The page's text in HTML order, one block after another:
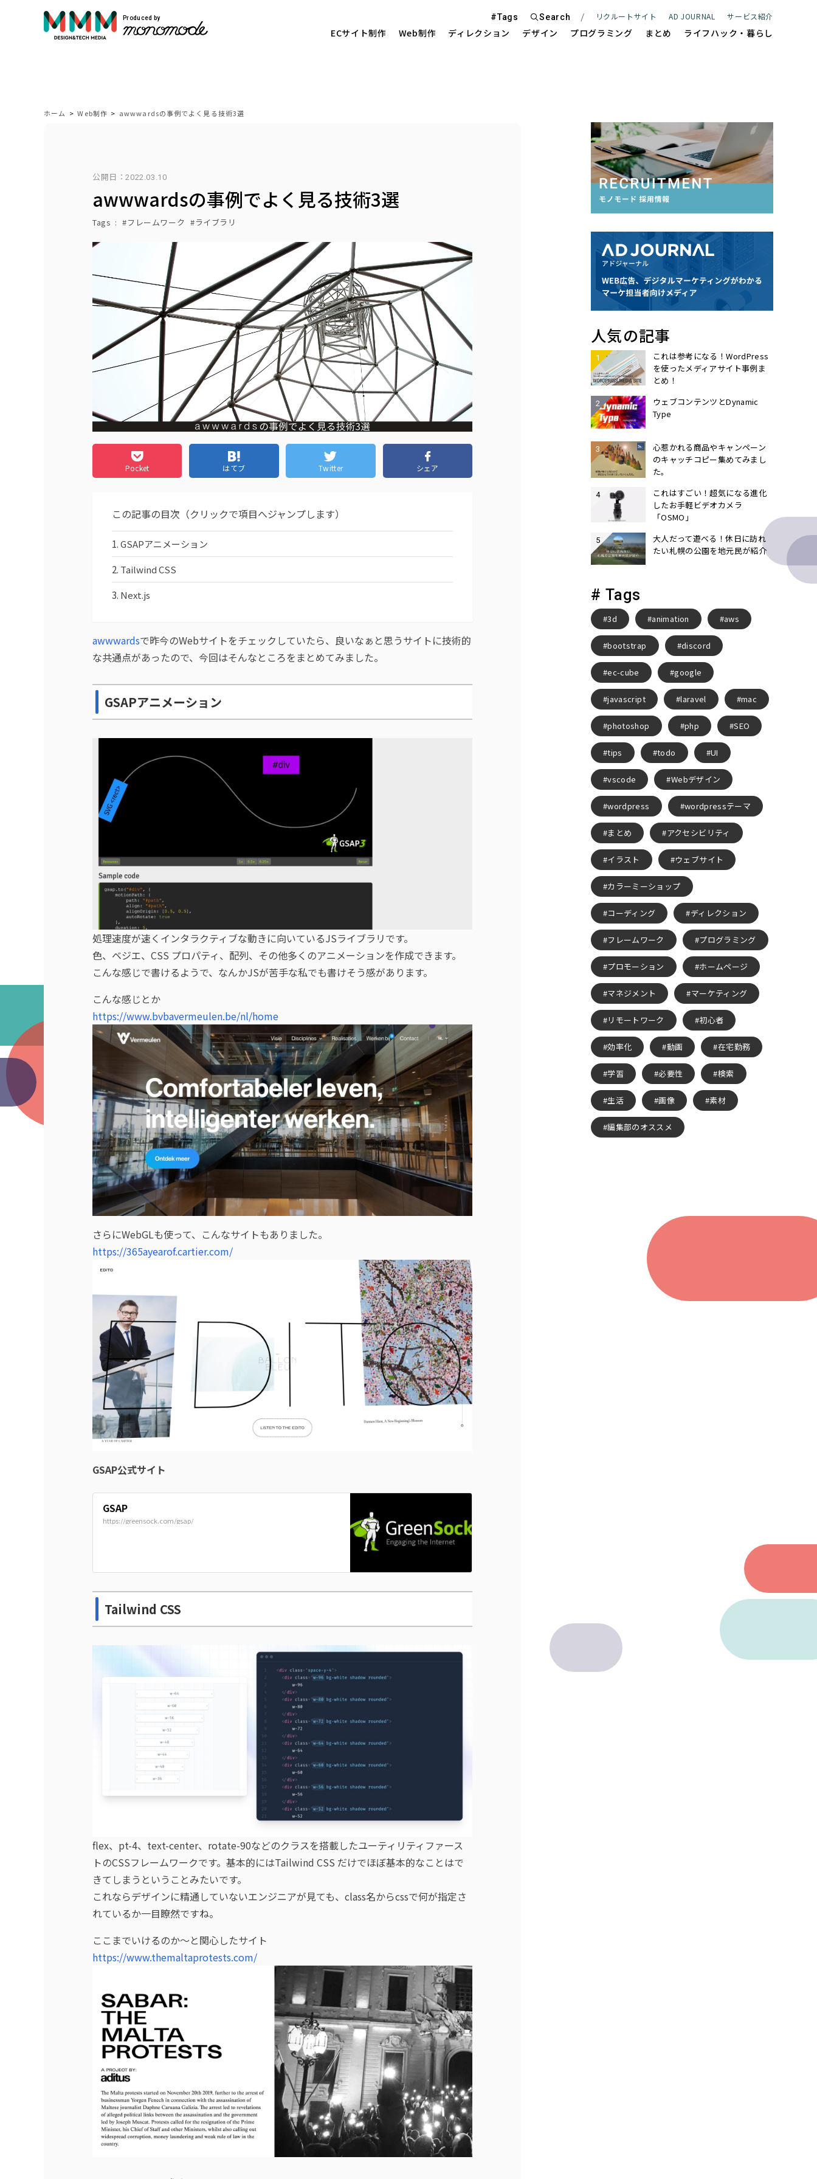
Produced by
ECサイト制作 Web制作 ディレクション デザイン プログラミング まとめ ライフハック・暮らし
#Tags Search リクルートサイト AD JOURNAL サービス紹介
Service
自社開発のプロダクトを展開しています。
ECサイト制作
Site Management
ホーム > Web制作 > awwwardsの事例でよく見る技術3選
公開日：2022.03.10
awwwardsの事例でよく見る技術3選
Tags フレームワーク ライブラリ
Pocket はてブ Twitter シェア
この記事の目次（クリックで項目へジャンプします）
GSAPアニメーション
Tailwind CSS
Next.js
awwwardsで昨今のWebサイトをチェックしていたら、良いなぁと思うサイトに技術的
な共通点があったので、今回はそんなところをまとめてみました。
GSAPアニメーション
処理速度が速くインタラクティブな動きに向いているJSライブラリです。
色、ベジエ、CSS プロパティ、配列、その他多くのアニメーションを作成できます。
こんな感じで書けるようで、なんかJSが苦手な私でも書けそう感があります。
こんな感じとか
https://www.bvbavermeulen.be/nl/home
さらにWebGLも使って、こんなサイトもありました。
https://365ayearof.cartier.com/
GSAP公式サイト
GSAP
https://greensock.com/gsap/
Tailwind CSS
flex、pt-4、text-center、rotate-90などのクラスを搭載したユーティリティファース
トのCSSフレームワークです。基本的にはTailwind CSS だけでほぼ基本的なことはで
きてしまうということみたいです。
これならデザインに精通していないエンジニアが見ても、class名からcssで何が指定さ
れているか一目瞭然ですね。
ここまでいけるのか〜と関心したサイト
https://www.themaltaprotests.com/
人気の記事
これは参考になる！WordPress
を使ったメディアサイト事例ま
とめ！
ウェブコンテンツとDynamic
Type
心惹かれる商品やキャンペーン
のキャッチコピー集めてみまし
た。
これはすごい！超気になる進化
したお手軽ビデオカメラ
「OSMO」
大人だって遊べる！休日に訪れ
たい札幌の公園を地元民が紹介
# Tags
3d animation aws
bootstrap discord
ec-cube google
javascript laravel mac
photoshop php SEO
tips todo UI
vscode Webデザイン
wordpress wordpressテーマ
まとめ アクセシビリティ
イラスト ウェブサイト
カラーミーショップ
コーディング ディレクション
フレームワーク プログラミング
プロモーション ホームページ
マネジメント マーケティング
リモートワーク 初心者
効率化 動画 在宅勤務
学習 必要性 検索
生活 画像 素材
編集部のオススメ